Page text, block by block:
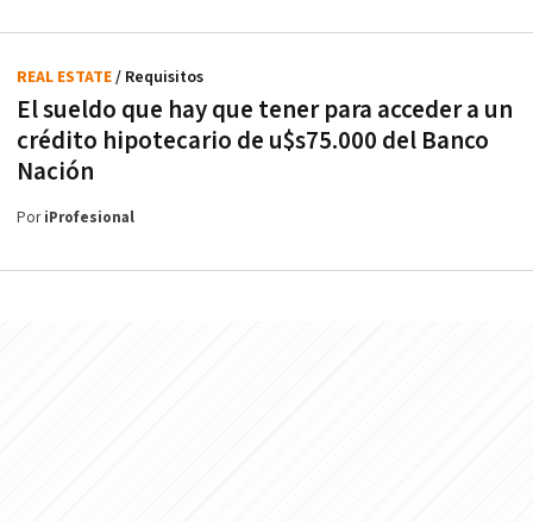
El sueldo que hay que tener para acceder a un
crédito hipotecario de u$s75.000 del Banco
Nación
REAL ESTATE/ Requisitos
PoriProfesional